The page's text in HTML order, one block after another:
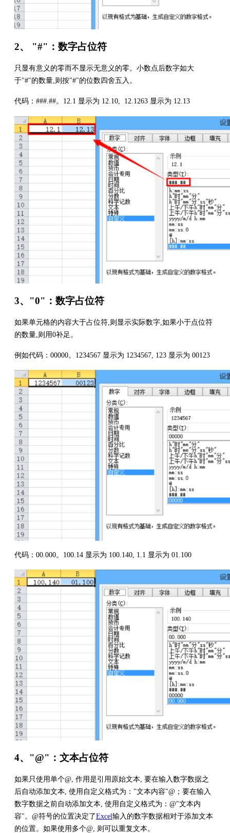
2、 "#"：数字占位符
只显有意义的零而不显示无意义的零。小数点后数字如大
于"#"的数量,则按"#"的位数四舍五入。
代码：###.##。12.1 显示为 12.10, 12.1263 显示为 12.13
3、"0"：数字占位符
如果单元格的内容大于占位符,则显示实际数字,如果小于点位符
的数量,则用0补足。
例如代码：00000。1234567 显示为 1234567, 123 显示为 00123
代码：00.000。100.14 显示为 100.140, 1.1 显示为 01.100
4、"@"：文本占位符
如果只使用单个@, 作用是引用原始文本, 要在输入数字数据之
后自动添加文本, 使用自定义格式为："文本内容"@；要在输入
数字数据之前自动添加文本, 使用自定义格式为：@"文本内
容"。@符号的位置决定了Excel输入的数字数据相对于添加文本
的位置。如果使用多个@, 则可以重复文本。